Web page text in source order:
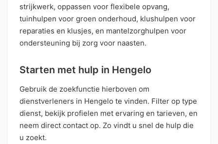
strijkwerk, oppassen voor flexibele opvang,
tuinhulpen voor groen onderhoud, klushulpen voor
reparaties en klusjes, en mantelzorghulpen voor
ondersteuning bij zorg voor naasten.
Starten met hulp in Hengelo
Gebruik de zoekfunctie hierboven om
dienstverleners in Hengelo te vinden. Filter op type
dienst, bekijk profielen met ervaring en tarieven, en
neem direct contact op. Zo vindt u snel de hulp die
u zoekt.